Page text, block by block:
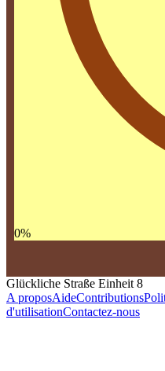
0%
Glückliche Straße Einheit 8
A proposAideContributions
d'utilisationContactez-nous